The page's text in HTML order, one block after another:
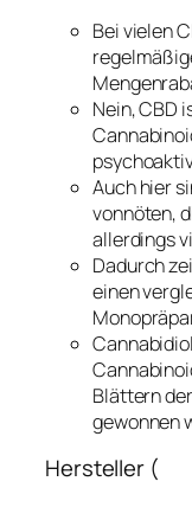
Bei vielen
Nein, CBD
Auch hier
vonnöten,
allerdings
Dadurch
einen
Blättern
gewonnen
Hersteller (